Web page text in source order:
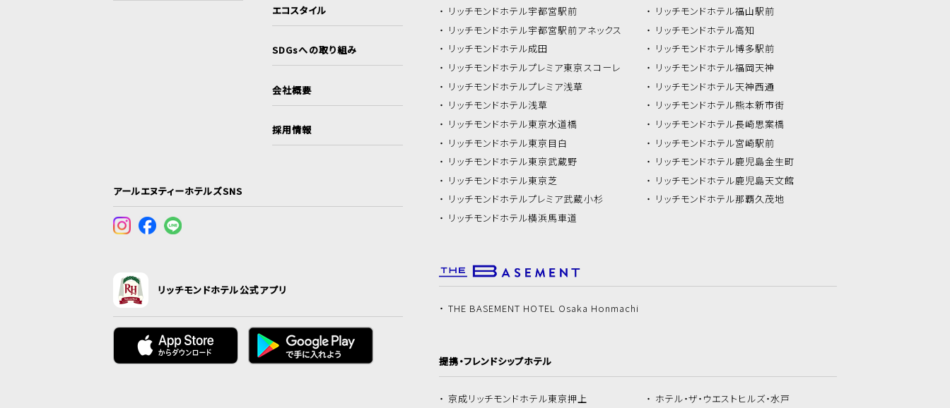
エコスタイル
SDGsへの取り組み
会社概要
採用情報
アールエヌティーホテルズSNS
リッチモンドホテル公式アプリ
リッチモンドホテル宇都宮駅前
リッチモンドホテル宇都宮駅前アネックス
リッチモンドホテル成田
リッチモンドホテルプレミア東京スコーレ
リッチモンドホテルプレミア浅草
リッチモンドホテル浅草
リッチモンドホテル東京水道橋
リッチモンドホテル東京目白
リッチモンドホテル東京武蔵野
リッチモンドホテル東京芝
リッチモンドホテルプレミア武蔵小杉
リッチモンドホテル横浜馬車道
リッチモンドホテル福山駅前
リッチモンドホテル高知
リッチモンドホテル博多駅前
リッチモンドホテル福岡天神
リッチモンドホテル天神西通
リッチモンドホテル熊本新市街
リッチモンドホテル長崎思案橋
リッチモンドホテル宮崎駅前
リッチモンドホテル鹿児島金生町
リッチモンドホテル鹿児島天文館
リッチモンドホテル那覇久茂地
THE BASEMENT HOTEL Osaka Honmachi
提携・フレンドシップホテル
京成リッチモンドホテル東京押上 ホテル・ザ・ ウエストヒルズ・水戸